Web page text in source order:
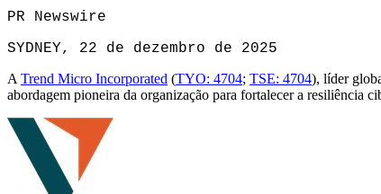
PR Newswire
SYDNEY, 22 de dezembro de 2025
A Trend Micro Incorporated (TYO: 4704; TSE: 4704), líder
abordagem pioneira da organização para fortalecer a resiliência